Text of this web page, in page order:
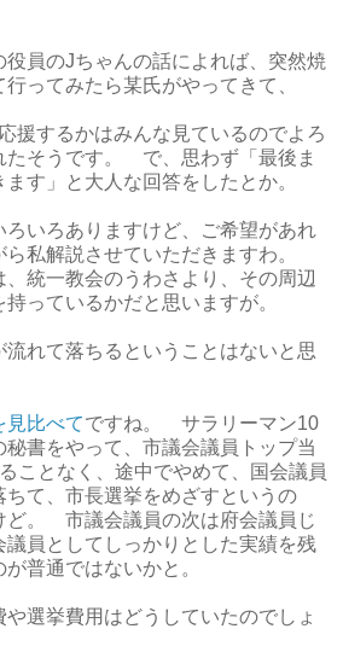
員のJちゃんの話によれば、突然焼
ってみたら某氏がやってきて、
援するかはみんな見ているのでよろ
たそうです。 で、思わず「最後ま
す」と大人な回答をしたとか。
いろありますけど、ご希望があれ
ら私解説させていただきますわ。
統一教会のうわさより、その周辺
っているかだと思いますが。
れて落ちるということはないと思
見比べてですね。 サラリーマン10
書をやって、市議会議員トップ当
ことなく、途中でやめて、国会議員
ちて、市長選挙をめざすというの
ど。 市議会議員の次は府会議員じ
員としてしっかりとした実績を残
普通ではないかと。
選挙費用はどうしていたのでしょ